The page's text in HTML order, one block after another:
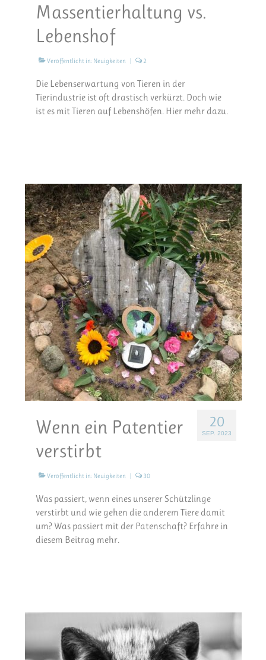
Massentierhaltung vs.
Lebenshof
Veröffentlicht in: Neuigkeiten | 2
Die Lebenserwartung von Tieren in der
Tierindustrie ist oft drastisch verkürzt. Doch wie
ist es mit Tieren auf Lebenshöfen. Hier mehr dazu.
20
SEP. 2023
Wenn ein Patentier
verstirbt
Veröffentlicht in: Neuigkeiten | 30
Was passiert, wenn eines unserer Schützlinge
verstirbt und wie gehen die anderem Tiere damit
um? Was passiert mit der Patenschaft? Erfahre in
diesem Beitrag mehr.